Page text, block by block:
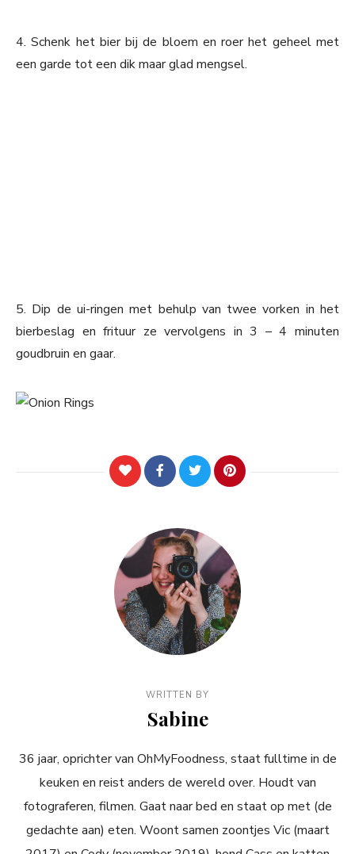
4. Schenk het bier bij de bloem en roer het geheel met
een garde tot een dik maar glad mengsel.
5. Dip de ui-ringen met behulp van twee vorken in het
bierbeslag en frituur ze vervolgens in 3 – 4 minuten
goudbruin en gaar.
WRITTEN BY
Sabine
36 jaar, oprichter van OhMyFoodness, staat fulltime in de
keuken en reist anders de wereld over. Houdt van
fotograferen, filmen. Gaat naar bed en staat op met (de
gedachte aan) eten. Woont samen zoontjes Vic (maart